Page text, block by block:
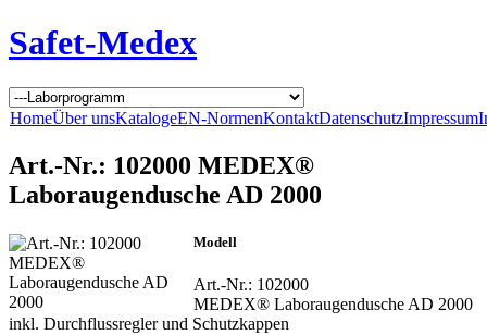
Safet-Medex
HomeÜber unsKatalogeEN-NormenKontaktDatenschutzImpressum
Art.-Nr.: 102000 MEDEX®
Laboraugendusche AD 2000
Modell
Art.-Nr.: 102000
MEDEX® Laboraugendusche AD 2000
inkl. Durchflussregler und Schutzkappen